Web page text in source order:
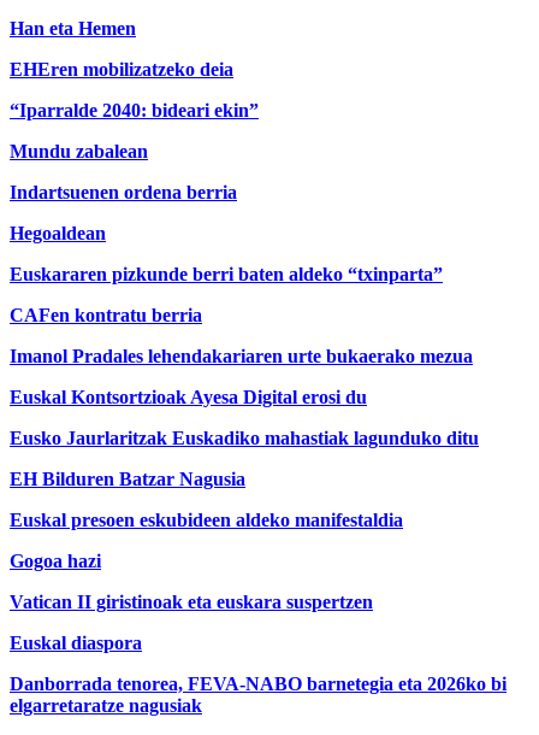
Han eta Hemen
EHEren mobilizatzeko deia
“Iparralde 2040: bideari ekin”
Mundu zabalean
Indartsuenen ordena berria
Hegoaldean
Euskararen pizkunde berri baten aldeko “txinparta”
CAFen kontratu berria
Imanol Pradales lehendakariaren urte bukaerako mezua
Euskal Kontsortzioak Ayesa Digital erosi du
Eusko Jaurlaritzak Euskadiko mahastiak lagunduko ditu
EH Bilduren Batzar Nagusia
Euskal presoen eskubideen aldeko manifestaldia
Gogoa hazi
Vatican II giristinoak eta euskara suspertzen
Euskal diaspora
Danborrada tenorea, FEVA-NABO barnetegia eta 2026ko bi
elgarretaratze nagusiak